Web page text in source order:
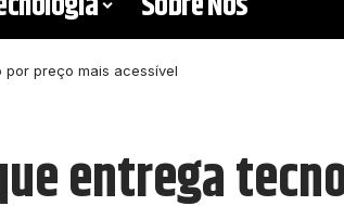
por preço mais acessível
entrega